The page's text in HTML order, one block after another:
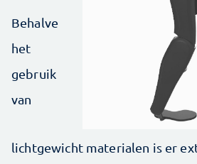
Behalve
het
gebruik
van
lichtgewicht materialen is er